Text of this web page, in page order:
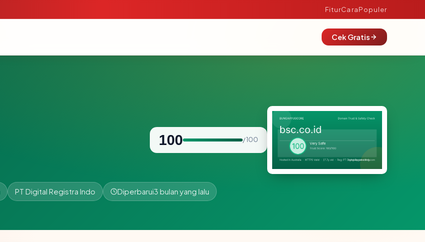
FiturCaraPopuler
Cek Gratis
100 / 100
PT Digital Registra Indo Diperbarui3 bulan yang lalu